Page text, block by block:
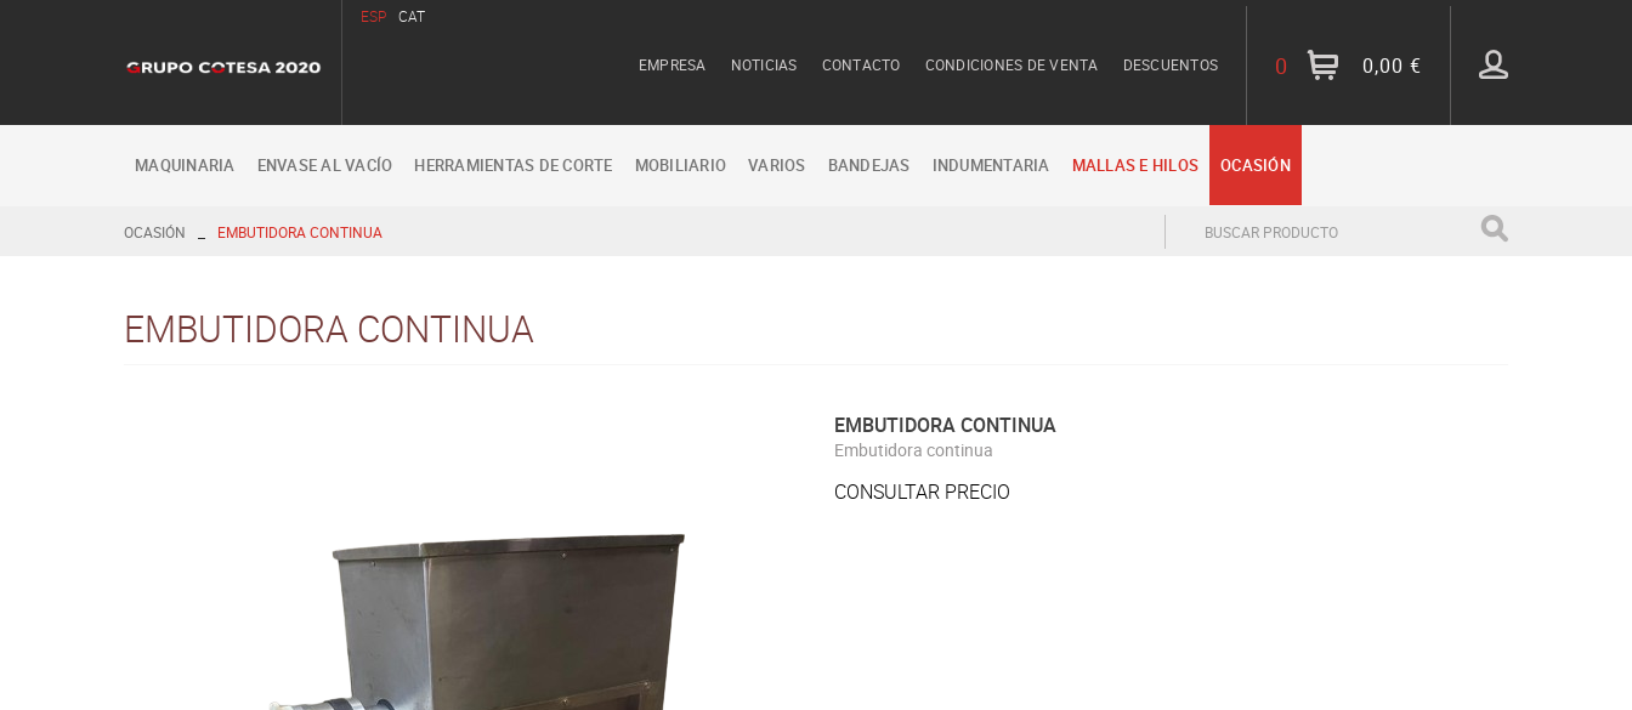
ESP CAT
0,00 €
0
EMPRESA NOTICIAS CONTACTO CONDICIONES DE VENTA DESCUENTOS
MAQUINARIA ENVASE AL VACÍO HERRAMIENTAS DE CORTE MOBILIARIO VARIOS BANDEJAS INDUMENTARIA MALLAS E HILOS OCASIÓN
OCASIÓN EMBUTIDORA CONTINUA
EMBUTIDORA CONTINUA
EMBUTIDORA CONTINUA
Embutidora continua
CONSULTAR PRECIO